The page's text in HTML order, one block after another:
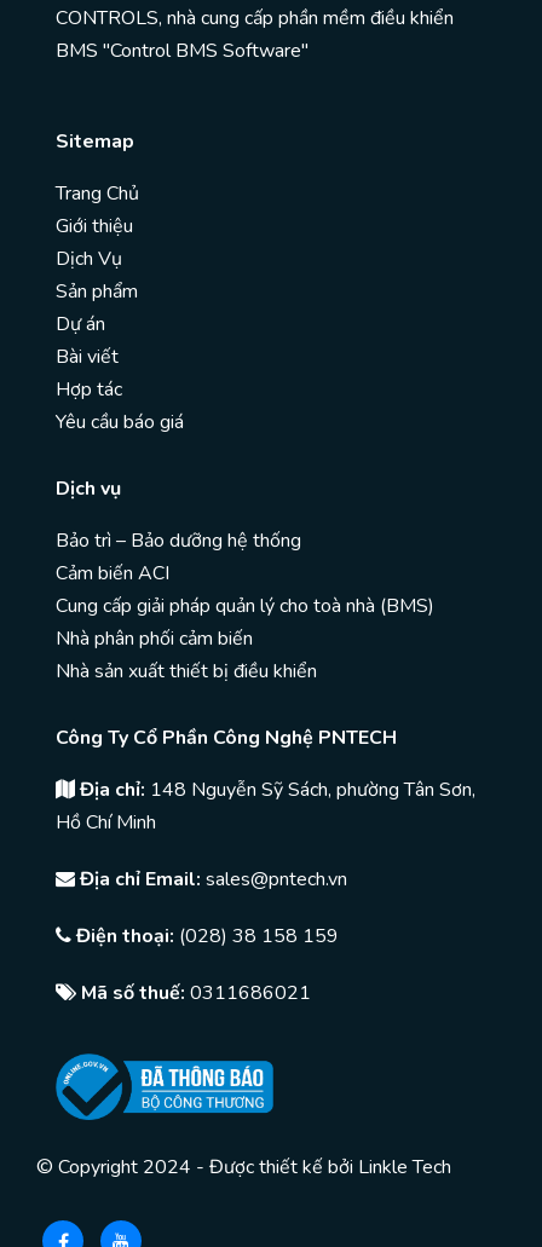
CONTROLS, nhà cung cấp phần mềm điều khiển
BMS "Control BMS Software"
Sitemap
Trang Chủ
Giới thiệu
Dịch Vụ
Sản phẩm
Dự án
Bài viết
Hợp tác
Yêu cầu báo giá
Dịch vụ
Bảo trì – Bảo dưỡng hệ thống
Cảm biến ACI
Cung cấp giải pháp quản lý cho toà nhà (BMS)
Nhà phân phối cảm biến
Nhà sản xuất thiết bị điều khiển
Công Ty Cổ Phần Công Nghệ PNTECH
Địa chỉ: 148 Nguyễn Sỹ Sách, phường Tân Sơn,
Hồ Chí Minh
Địa chỉ Email: sales@pntech.vn
Điện thoại: (028) 38 158 159
Mã số thuế: 0311686021
© Copyright 2024 - Được thiết kế bởi Linkle Tech